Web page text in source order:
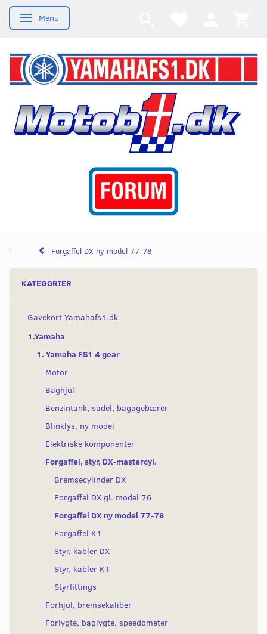
Skifte navigation
Menu
Forgaffel DX ny model 77-78
KATEGORIER
Gavekort Yamahafs1.dk
1.Yamaha
1. Yamaha FS1 4 gear
Motor
Baghjul
Benzintank, sadel, bagagebærer
Blinklys, ny model
Elektriske komponenter
Forgaffel, styr, DX-mastercyl.
Bremsecylinder DX
Forgaffel DX gl. model 76
Forgaffel DX ny model 77-78
Forgaffel K1
Styr, kabler DX
Styr, kabler K1
Styrfittings
Forhjul, bremsekaliber
Forlygte, baglygte, speedometer